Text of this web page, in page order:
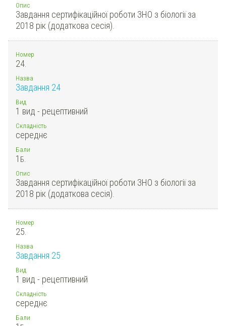
Опис
Завдання сертифікаційної роботи ЗНО з біології за
2018 рік (додаткова сесія).
Номер
24.
Назва
Завдання 24
Вид
1 вид - рецептивний
Складність
середнє
Бали
1 Б.
Опис
Завдання сертифікаційної роботи ЗНО з біології за
2018 рік (додаткова сесія).
Номер
25.
Назва
Завдання 25
Вид
1 вид - рецептивний
Складність
середнє
Бали